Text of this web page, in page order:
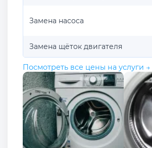
Замена насоса
Замена щёток двигателя
Посмотреть все цены на услуги →